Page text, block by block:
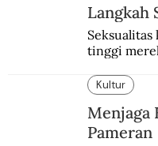
Langkah
tinggi
Kultur
Menjaga
Pameran